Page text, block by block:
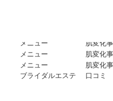
メニュー
メニュー
メニュー
ブライダルエステ
肌変化
肌変化
肌変化
口コミ